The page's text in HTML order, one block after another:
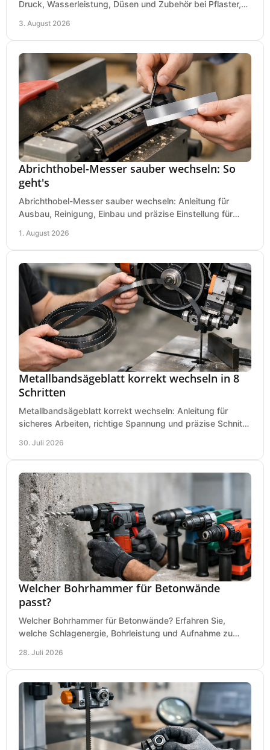
Druck, Wasserleistung, Düsen und Zubehör bei Pflaster,
3. August 2026
Abrichthobel-Messer sauber wechseln: So
geht's
Abrichthobel-Messer sauber wechseln: Anleitung für
Ausbau, Reinigung, Einbau und präzise Einstellung für
1. August 2026
Metallbandsägeblatt korrekt wechseln in 8
Schritten
Metallbandsägeblatt korrekt wechseln: Anleitung für
sicheres Arbeiten, richtige Spannung und präzise Schnitte
30. Juli 2026
Welcher Bohrhammer für Betonwände
passt?
Welcher Bohrhammer für Betonwände? Erfahren Sie,
welche Schlagenergie, Bohrleistung und Aufnahme zu
28. Juli 2026